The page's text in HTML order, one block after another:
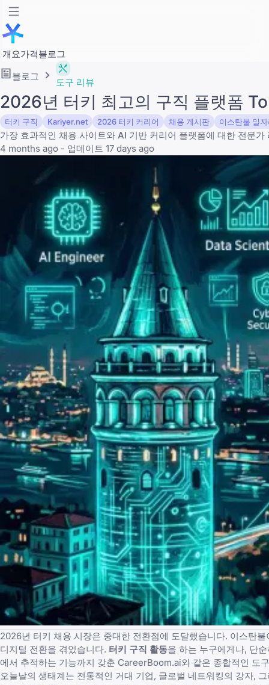
개요가격블로그
블로그
도구 리뷰
2026년 터키 최고의 구직 플랫폼
터키 구직 Kariyer.net 2026 터키 커리어 채용 게시판 이스탄불 일
가장 효과적인 채용 사이트와 AI 기반 커리어 플랫폼에 대한 전문
4 months ago - 업데이트 17 days ago
2026년 터키 채용 시장은 중대한 전환점에 도달했습니다. 이스탄
디지털 전환을 겪었습니다. 터키 구직 활동을 하는 누구에게나, 단
에서 추적하는 기능까지 갖춘 CareerBoom.ai와 같은 종합적인 도
오늘날의 생태계는 전통적인 거대 기업, 글로벌 네트워킹의 강자,